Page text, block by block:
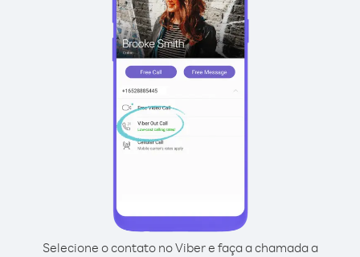
Selecione o contato no Viber e faça a chamada a